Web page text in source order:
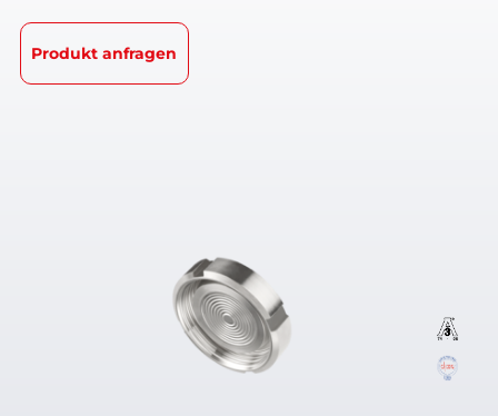
Produkt anfragen